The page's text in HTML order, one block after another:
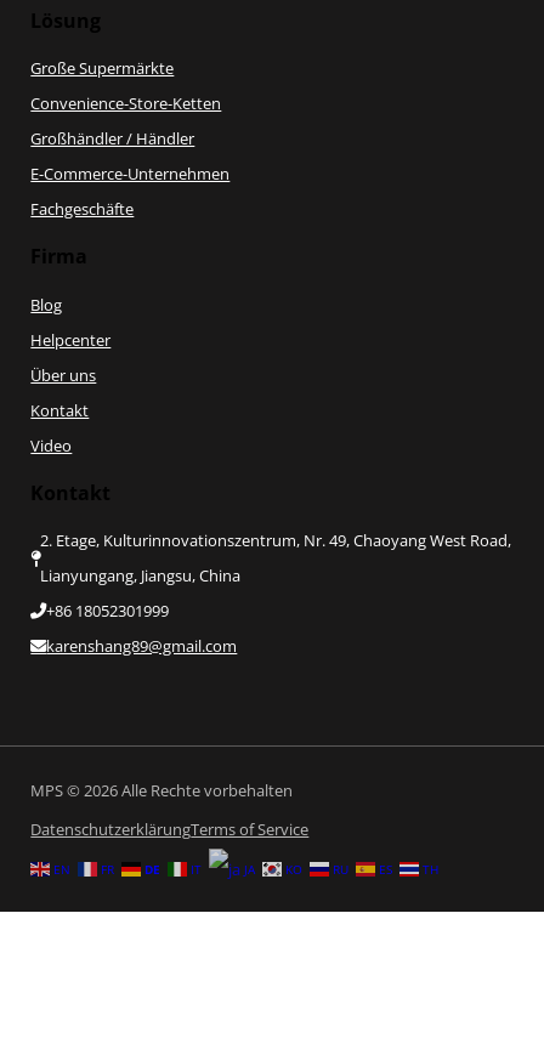
Lösung
Große Supermärkte
Convenience-Store-Ketten
Großhändler / Händler
E-Commerce-Unternehmen
Fachgeschäfte
Firma
Blog
Helpcenter
Über uns
Kontakt
Video
Kontakt
2. Etage, Kulturinnovationszentrum, Nr. 49, Chaoyang West Road,
Lianyungang, Jiangsu, China
+86 18052301999
karenshang89@gmail.com
MPS © 2026 Alle Rechte vorbehalten
DatenschutzerklärungTerms of Service
EN FR DE IT JA KO RU ES TH